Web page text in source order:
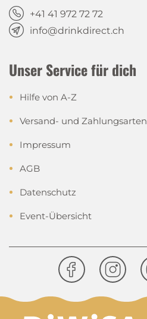
+41 41 972 72 72
info@drinkdirect.ch
Unser Service für dich
Hilfe von A-Z
Versand- und Zahlungsarten
Impressum
AGB
Datenschutz
Event-Übersicht